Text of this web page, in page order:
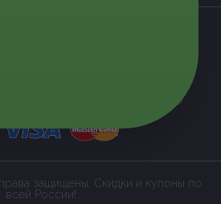
через
защищены. Скидки и купоны по
всей России!